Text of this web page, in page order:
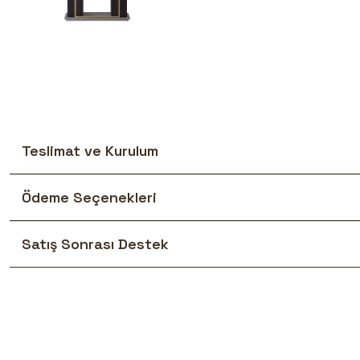
Teslimat ve Kurulum
Ödeme Seçenekleri
Satış Sonrası Destek